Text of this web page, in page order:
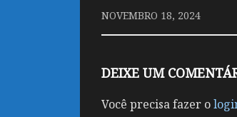
NOVEMBRO 18, 2024
DEIXE UM
Você precisa fazer o